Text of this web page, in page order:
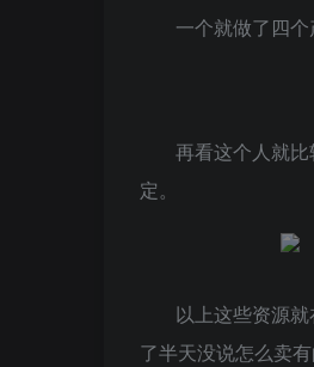
一个就做了四
再看这个人就
定。
以上这些资源
了半天没说怎么卖